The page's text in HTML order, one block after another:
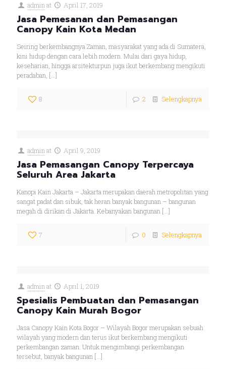
adminat April 17, 2019
Jasa Pemesanan dan Pemasangan
Canopy Kain Kota Medan
Seiring berkembangnya Zaman, masyarakat yang ada di Sumatera,
kini hidup dengan cara lebih modern. Mulai dari gaya hidup,
keseharian, hingga arsitekturpun juga ikut berkembang mengikuti
peradaban, […]
8 2 Selengkapnya
adminat April 9, 2019
Jasa Pemasangan Canopy Terpercaya
Seluruh Area Jakarta
Kanopi Kain Jakarta – Jakarta merupakan daerah metropolitan yang
sangat padat dan sibuk, tak heran banyak bangunan – bangunan
megah di dirikan di Jakarta. Kebanyakan bangunan […]
7 0 Selengkapnya
adminat April 1, 2019
Spesialis Pembuatan dan Pemasangan
Canopy Kain Murah Bogor
Jasa Canopy Kain Kota Bogor – Wilayah Bogor merupakan sebuah
wilayah yang modern dan terus ikut berkembang mengikuti
perkembangan zaman. Untuk mengimbangi perkembangan
tersebut, banyak bangunan […]